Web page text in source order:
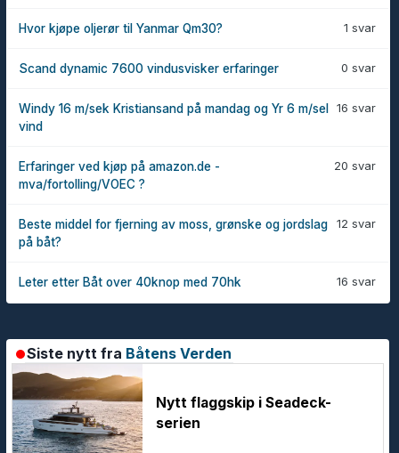
1 svar
Hvor kjøpe oljerør til Yanmar Qm30?
0 svar
Scand dynamic 7600 vindusvisker erfaringer
16 svar
Windy 16 m/sek Kristiansand på mandag og Yr 6 m/sel
vind
20 svar
Erfaringer ved kjøp på amazon.de -
mva/fortolling/VOEC ?
12 svar
Beste middel for fjerning av moss, grønske og jordslag
på båt?
16 svar
Leter etter Båt over 40knop med 70hk
Siste nytt fra Båtens Verden
Nytt flaggskip i Seadeck-
serien